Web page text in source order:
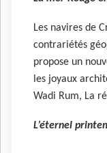
Les navires de
contrariétés
propose un
les joyaux
Wadi Rum, La
L’éternel